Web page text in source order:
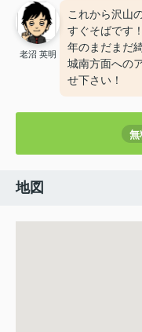
老沼 英明
これから沢山
すぐそばです
年のまだまだ
城南方面への
せ下さい！
無
地図